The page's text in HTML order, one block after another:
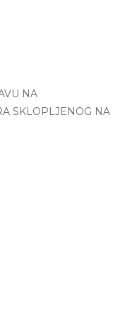
NA
SKLOPLJENOG NA